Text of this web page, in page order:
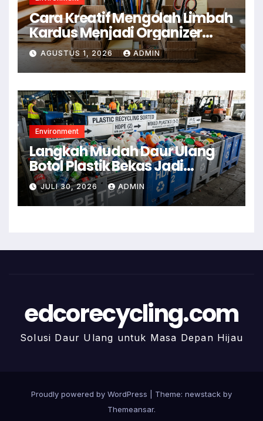
Cara Kreatif Mengolah Limbah
Kardus Menjadi Organizer
Meja
AGUSTUS 1, 2026 ADMIN
Environment
Langkah Mudah Daur Ulang
Botol Plastik Bekas Jadi
Kerajinan Rumah
JULI 30, 2026 ADMIN
edcorecycling.com
Solusi Daur Ulang untuk Masa Depan Hijau
Proudly powered by WordPress
Theme: newstack by
Themeansar.